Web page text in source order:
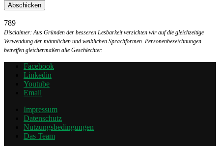
789
Disclaimer: Aus Gründen der besseren Lesbarkeit verzichten wir auf die gleichzeitige
Verwendung der männlichen und weiblichen Sprachformen. Personenbezeichnungen
betreffen gleichermaßen alle Geschlechter.
Facebook
Linkedin
Youtube
Email
Impressum
Datenschutz
Nutzungsbedingungen
Das Team